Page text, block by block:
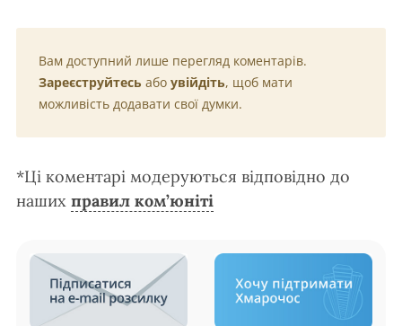
Вам доступний лише перегляд коментарів.
Зареєструйтесь або увійдіть, щоб мати
можливість додавати свої думки.
*Ці коментарі модеруються відповідно до
наших правил ком’юніті